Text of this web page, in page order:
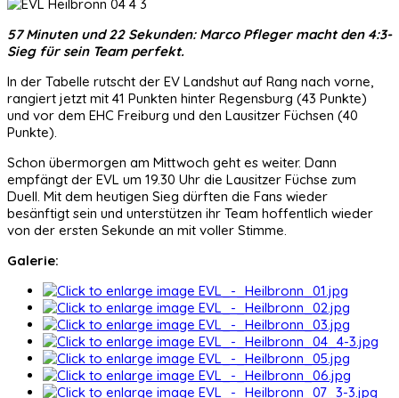
57 Minuten und 22 Sekunden: Marco Pfleger macht den 4:3-
Sieg für sein Team perfekt.
In der Tabelle rutscht der EV Landshut auf Rang nach vorne,
rangiert jetzt mit 41 Punkten hinter Regensburg (43 Punkte)
und vor dem EHC Freiburg und den Lausitzer Füchsen (40
Punkte).
Schon übermorgen am Mittwoch geht es weiter. Dann
empfängt der EVL um 19.30 Uhr die Lausitzer Füchse zum
Duell. Mit dem heutigen Sieg dürften die Fans wieder
besänftigt sein und unterstützen ihr Team hoffentlich wieder
von der ersten Sekunde an mit voller Stimme.
Galerie: